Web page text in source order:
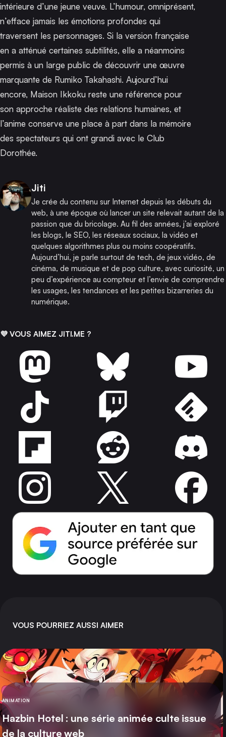
intérieure d’une jeune veuve. L’humour, omniprésent,
n’efface jamais les émotions profondes qui
traversent les personnages. Si la version française
en a atténué certaines subtilités, elle a néanmoins
permis à un large public de découvrir une œuvre
marquante de Rumiko Takahashi. Aujourd’hui
encore, Maison Ikkoku reste une référence pour
son approche réaliste des relations humaines, et
l’anime conserve une place à part dans la mémoire
des spectateurs qui ont grandi avec le Club
Dorothée.
Publié par
Jiti
Je crée du contenu sur Internet depuis les débuts du
web, à une époque où lancer un site relevait autant de la
passion que du bricolage. Au fil des années, j’ai exploré
les blogs, le SEO, les réseaux sociaux, la vidéo et
quelques algorithmes plus ou moins coopératifs.
Aujourd’hui, je parle surtout de tech, de jeux vidéo, de
cinéma, de musique et de pop culture, avec curiosité, un
peu d’expérience au compteur et l’envie de comprendre
les usages, les tendances et les petites bizarreries du
numérique.
💜 VOUS AIMEZ JITI.ME ?
VOUS POURRIEZ AUSSI AIMER
CATÉGORIE
ANIMATION
Hazbin Hotel : une série animée culte issue
de la culture web